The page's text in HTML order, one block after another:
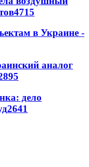
4715
в Украине -
аналог
дело
2641